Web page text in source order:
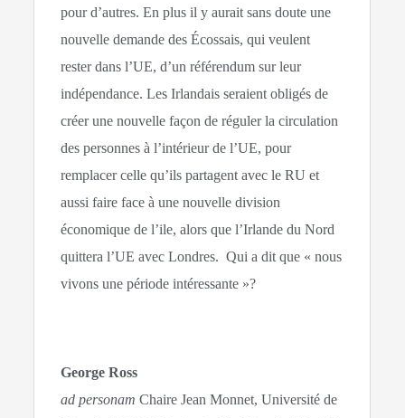
pour d’autres. En plus il y aurait sans doute une
nouvelle demande des Écossais, qui veulent
rester dans l’UE, d’un référendum sur leur
indépendance. Les Irlandais seraient obligés de
créer une nouvelle façon de réguler la circulation
des personnes à l’intérieur de l’UE, pour
remplacer celle qu’ils partagent avec le RU et
aussi faire face à une nouvelle division
économique de l’ile, alors que l’Irlande du Nord
quittera l’UE avec Londres. Qui a dit que « nous
vivons une période intéressante »?
George Ross
ad personamChaire Jean Monnet, Université de